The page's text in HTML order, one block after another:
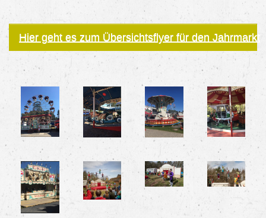
Hier geht es zum Übersichtsflyer für den Jahrmarkt